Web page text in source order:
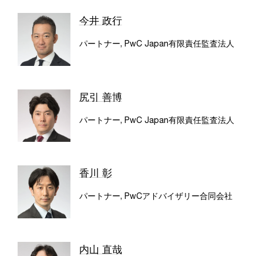
今井 政行
パートナー, PwC Japan有限責任監査法人
尻引 善博
パートナー, PwC Japan有限責任監査法人
香川 彰
パートナー, PwCアドバイザリー合同会社
内山 直哉